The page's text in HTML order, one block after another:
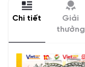
Chi tiết
Giải
thưởng